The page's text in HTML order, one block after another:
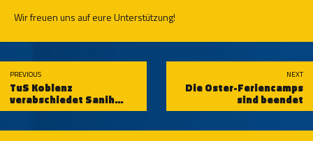
Wir freuen uns auf eure Unterstützung!
PREVIOUS
TuS Koblenz
verabschiedet Sanih
Musić zum Saisonende
NEXT
Die Oster-Feriencamps
sind beendet